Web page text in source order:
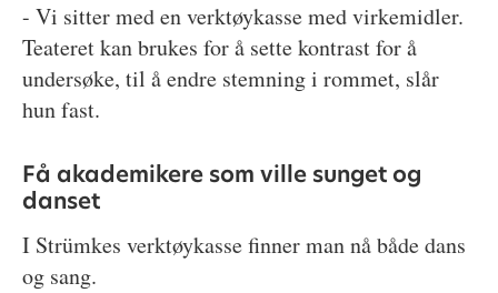
- Vi sitter med en verktøykasse med virkemidler.
Teateret kan brukes for å sette kontrast for å
undersøke, til å endre stemning i rommet, slår
hun fast.
Få akademikere som ville sunget og
danset
I Strümkes verktøykasse finner man nå både dans
og sang.